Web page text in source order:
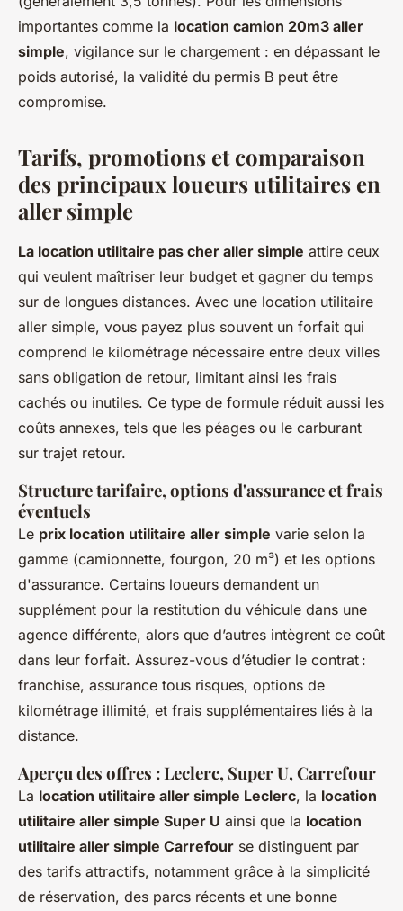
importantes comme la location camion 20m3 aller
simple, vigilance sur le chargement : en dépassant le
poids autorisé, la validité du permis B peut être
compromise.
Tarifs, promotions et comparaison
des principaux loueurs utilitaires en
aller simple
La location utilitaire pas cher aller simple attire ceux
qui veulent maîtriser leur budget et gagner du temps
sur de longues distances. Avec une location utilitaire
aller simple, vous payez plus souvent un forfait qui
comprend le kilométrage nécessaire entre deux villes
sans obligation de retour, limitant ainsi les frais
cachés ou inutiles. Ce type de formule réduit aussi les
coûts annexes, tels que les péages ou le carburant
sur trajet retour.
Structure tarifaire, options d'assurance et frais
éventuels
Le prix location utilitaire aller simple varie selon la
gamme (camionnette, fourgon, 20 m³) et les options
d'assurance. Certains loueurs demandent un
supplément pour la restitution du véhicule dans une
agence différente, alors que d’autres intègrent ce coût
dans leur forfait. Assurez-vous d’étudier le contrat :
franchise, assurance tous risques, options de
kilométrage illimité, et frais supplémentaires liés à la
distance.
Aperçu des offres : Leclerc, Super U, Carrefour
La location utilitaire aller simple Leclerc, la location
utilitaire aller simple Super U ainsi que la location
utilitaire aller simple Carrefour se distinguent par
des tarifs attractifs, notamment grâce à la simplicité
de réservation, des parcs récents et une bonne